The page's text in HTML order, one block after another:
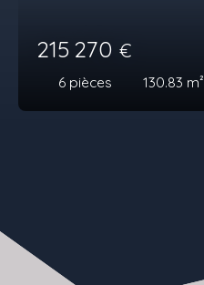
215 270 €
6 pièces 130.83 m²